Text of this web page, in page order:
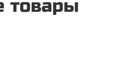
товары